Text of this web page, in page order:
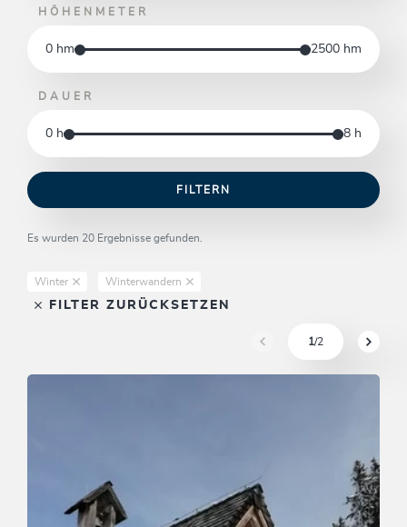
HÖHENMETER
0 hm 2500 hm
DAUER
0 h 8 h
FILTERN
Es wurden 20 Ergebnisse gefunden.
Winter Winterwandern
FILTER ZURÜCKSETZEN
sr.pagination-
1/2